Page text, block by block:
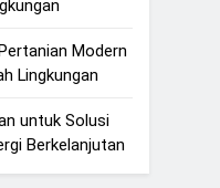
Modern
Lingkungan
untuk Solusi
Berkelanjutan